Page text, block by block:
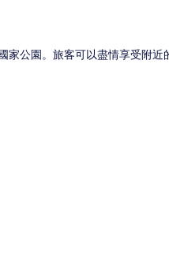
家公園。旅客可以盡情享受附